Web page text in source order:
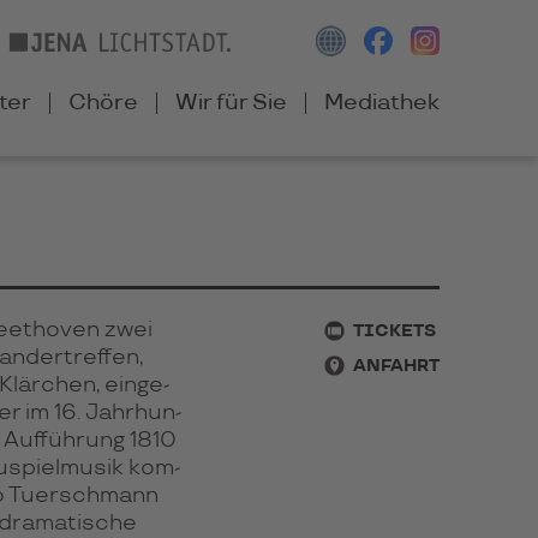
Chöre Wir für Sie Mediathek
TICKETS
ANFAHRT
zwei
ein­ge­
im 16. Jahr­hun­
1810
kom­
Tuersch­mann